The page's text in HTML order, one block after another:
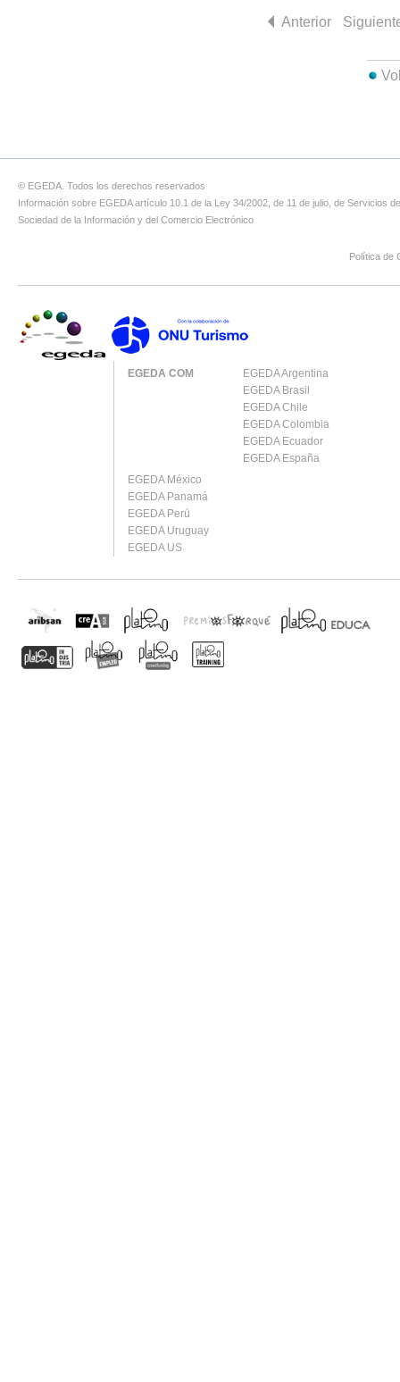
Anterior
© EGEDA. Todos los derechos reservados
Información sobre EGEDA artículo 10.1 de la Ley 34/2002, de 11 de julio, de Servicios
Sociedad de la Información y del Comercio Electrónico
Política de
EGEDA COM
EGEDA Argentina
EGEDA Brasil
EGEDA Chile
EGEDA Colombia
EGEDA Ecuador
EGEDA España
EGEDA México
EGEDA Panamá
EGEDA Perú
EGEDA Uruguay
EGEDA US